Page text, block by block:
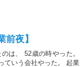
前夜】
は、 52歳の時やった。
ていう会社やった。 起業